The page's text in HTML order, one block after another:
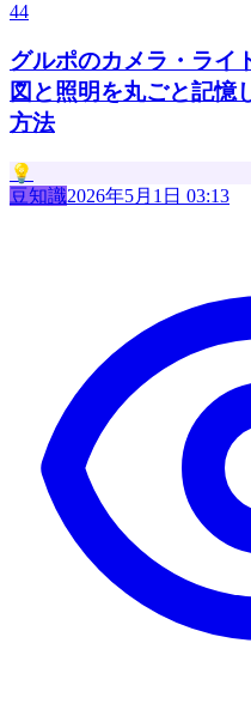
44
グルポのカメラ・ラ
図と照明を丸ごと記憶
方法
💡
豆知識2026年5月1日 03:13